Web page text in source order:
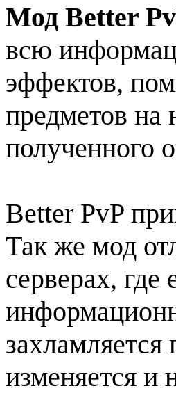
Мод Better
всю
эффектов,
предметов
полученного
Better PvP
Так же мод
серверах,
захламляется
изменяется и